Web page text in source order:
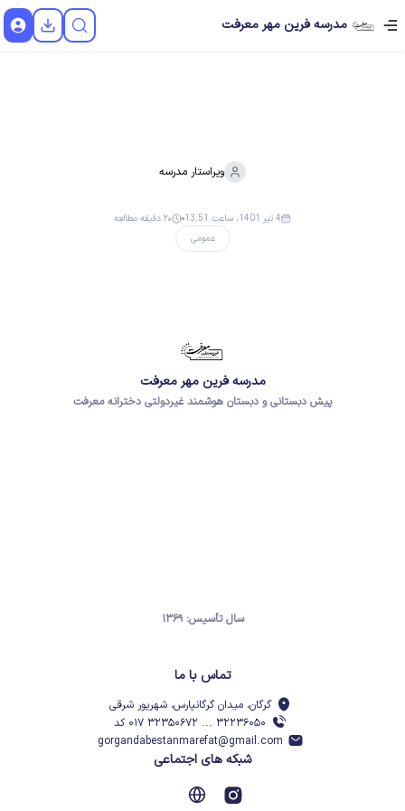
مدرسه فرین مهر معرفت
ویراستار مدرسه
عمومی
4 تیر 1401، ساعت 13:51 ۲۰ دقیقه مطالعه
مدرسه فرین مهر معرفت
پیش دبستانی و دبستان هوشمند غیردولتی دخترانه معرفت
سال تأسیس: ۱۳۶۹
تماس با ما
گرگان، میدان گرگانپارس، شهریور شرقی
۳۲۲۳۶۰۵۰ ... ۳۲۳۵۰۶۷۲ ۰۱۷ کد
gorgandabestanmarefat@gmail.com
شبکه های اجتماعی